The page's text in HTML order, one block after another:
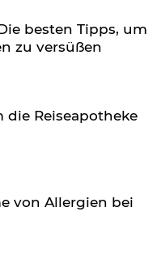
besten Tipps, um
zu versüßen
Reiseapotheke
von Allergien bei